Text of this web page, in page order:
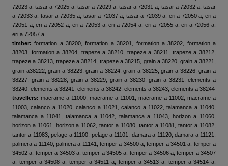
72023 a, tasar a 72025 a, tasar a 72029 a, tasar a 72031 a, tasar a 72032 a, tasar
a 72033 a, tasar a 72035 a, tasar a 72037 a, tasar a 72039 a, eri a 72050 a, eri a
72051 a, eri a 72052 a, eri a 72053 a, eri a 72054 a, eri a 72055 a, eri a 72056 a,
eri a 72057 a
timber: formation a 38200, formation a 38201, formation a 38202, formation a
38203, formation a 38204, trapeze a 38210, trapeze a 38211, trapeze a 38212,
trapeze a 38213, trapeze a 38214, trapeze a 38215, grain a 38220, grain a 38221,
grain a38222, grain a 38223, grain a 38224, grain a 38225, grain a 38226, grain a
38227, grain a 38228, grain a 38229, grain a 38230, grain a 38231, elements a
38240, elements a 38241, elements a 38242, elements a 38243, elements a 38244
travellers: macrame a 11000, macrame a 11001, macrame a 11002, macrame a
11003, calanco a 11020, calanco a 11021, calanco a 11022, talamanca a 11040,
talamanca a 11041, talamanca a 11042, talamanca a 11043, horizon a 11060,
horizon a 11061, horizon a 11062, tantor a 11080, tantor a 11081, tantor a 11082,
tantor a 11083, pelage a 11100, pelage a 11101, damara a 11120, damara a 11121,
palmera a 11140, palmera a 11141, temper a 34500 a, temper a 34501 a, temper a
34502 a, temper a 34503 a, temper a 34505 a, temper a 34506 a, temper a 34507
a, temper a 34508 a, temper a 34511 a, temper a 34513 a, temper a 34514 a,